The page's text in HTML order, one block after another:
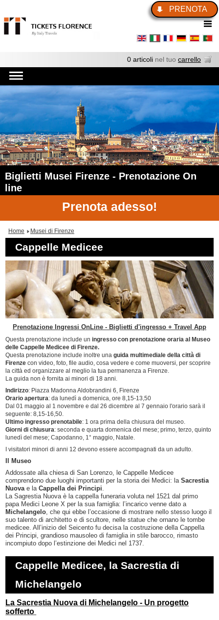
0 articoli nel tuo carrello
Biglietti Musei Firenze - Prenotazione On
line
Prenota adesso!
Home Musei di Firenze
Cappelle Medicee
Prenotazione Ingressi OnLine - Biglietti d'ingresso + Travel App
Questa prenotazione include uningresso con prenotazione oraria al Museo
delle Cappelle Medicee di Firenze.
Questa prenotazione include inoltre unaguida multimediale della città di
Firenze con video, foto, file audio, cosa vedere e come muoversi, per scoprire
la città ed organizzare al meglio la tua permanenza a Firenze.
La guida non è fornita ai minori di 18 anni.
Indirizzo: Piazza Madonna Aldobrandini 6, Firenze
Orario apertura: da lunedì a domenica, ore 8,15-13,50
Dal 01 maggio al 1 novembre e dal 26 dicembre al 7 gennaio l'orario sarà il
seguente: 8,15-16,50.
Ultimo ingresso prenotabile: 1 ora prima della chiusura del museo.
Giorni di chiusura: seconda e quarta domenica del mese; primo, terzo, quinto
lunedì del mese; Capodanno, 1° maggio, Natale.
I visitatori minori di anni 12 devono essere accompagnati da un adulto.
Il Museo
Addossate alla chiesa di San Lorenzo, le Cappelle Medicee
comprendono due luoghi importanti per la storia dei Medici: laSacrestia
Nuova e laCappella dei Principi
La Sagrestia Nuova è la cappella funeraria voluta nel 1521 dal primo
papa Medici Leone X per la sua famiglia: l’incarico venne dato a
Michelangelo , che qui ebbe l’occasione di mostrare nello stesso luogo il
suo talento di architetto e di scultore, nelle statue che ornano le tombe
medicee. All’inizio del Seicento fu decisa la costruzione della Cappella
dei Principi, grandioso mausoleo di famiglia in stile barocco, rimasto
incompiuto dopo l’estinzione dei Medici nel 1737.
Cappelle Medicee, la Sacrestia di
Michelangelo
La Sacrestia Nuova di Michelangelo - Un progetto
sofferto
PRENOTA